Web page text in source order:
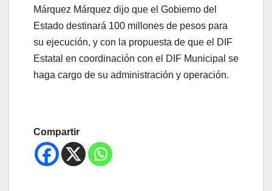
Márquez Márquez dijo que el Gobierno del
Estado destinará 100 millones de pesos para
su ejecución, y con la propuesta de que el DIF
Estatal en coordinación con el DIF Municipal se
haga cargo de su administración y operación.
Compartir